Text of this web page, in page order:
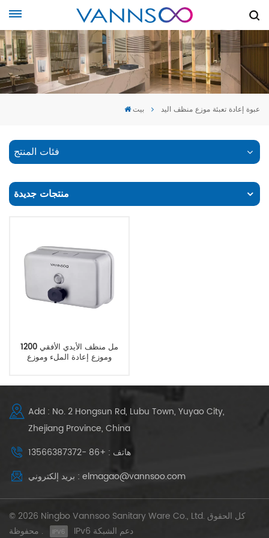
بيت عبوة إعادة تعبئة موزع منظف اليد
فئات المنتج
منتجات جديدة
1200 مل منظف الأيدي الأفقي
وموزع إعادة الملء وموزع
Add : No. 2 Hongsun Rd, Lubu Town, Yuyao City,
Zhejiang Province, China
هاتف : +86 -13566387372
بريد إلكتروني : elmagao@vannsoo.com
© 2026 Ningbo Vannsoo Sanitary Ware Co., Ltd. كل الحقوق
محفوظة .
IPv6 دعم الشبكة